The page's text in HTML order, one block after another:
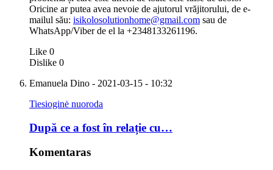
Oricine ar putea avea nevoie de ajutorul vrăjitorului, de e-
mailul său: isikolosolutionhome@gmail.com sau de
WhatsApp/Viber de el la +2348133261196.
Like 0
Dislike 0
Emanuela Dino - 2021-03-15 - 10:32
Tiesioginė nuoroda
După ce a fost în relație cu…
Komentaras